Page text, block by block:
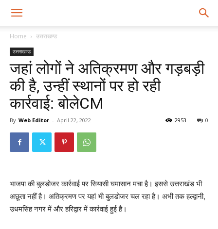
Home उत्तराखण्ड
उत्तराखण्ड
जहां लोगों ने अतिक्रमण और गड़बड़ी
की है, उन्हीं स्थानों पर हो रही
कार्रवाई: बोलेCM
By Web Editor - April 22, 2022 0
2953
भाजपा की बुलडोजर कार्रवाई पर सियासी घमासान मचा है। इससे उत्तराखंड भी
अछूता नहीं है। अतिक्रमण पर यहां भी बुलडोजर चल रहा है। अभी तक हल्द्वानी,
उधमसिंह नगर में और हरिद्वार में कार्रवाई हुई है।